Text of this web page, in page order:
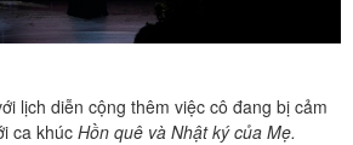
lịch diễn cộng thêm việc cô đang bị cảm
ca khúc Hồn quê và Nhật ký của Mẹ.